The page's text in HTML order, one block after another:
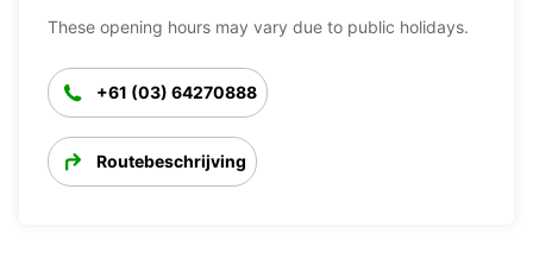
These opening hours may vary due to public holidays.
+61 (03) 64270888
Routebeschrijving